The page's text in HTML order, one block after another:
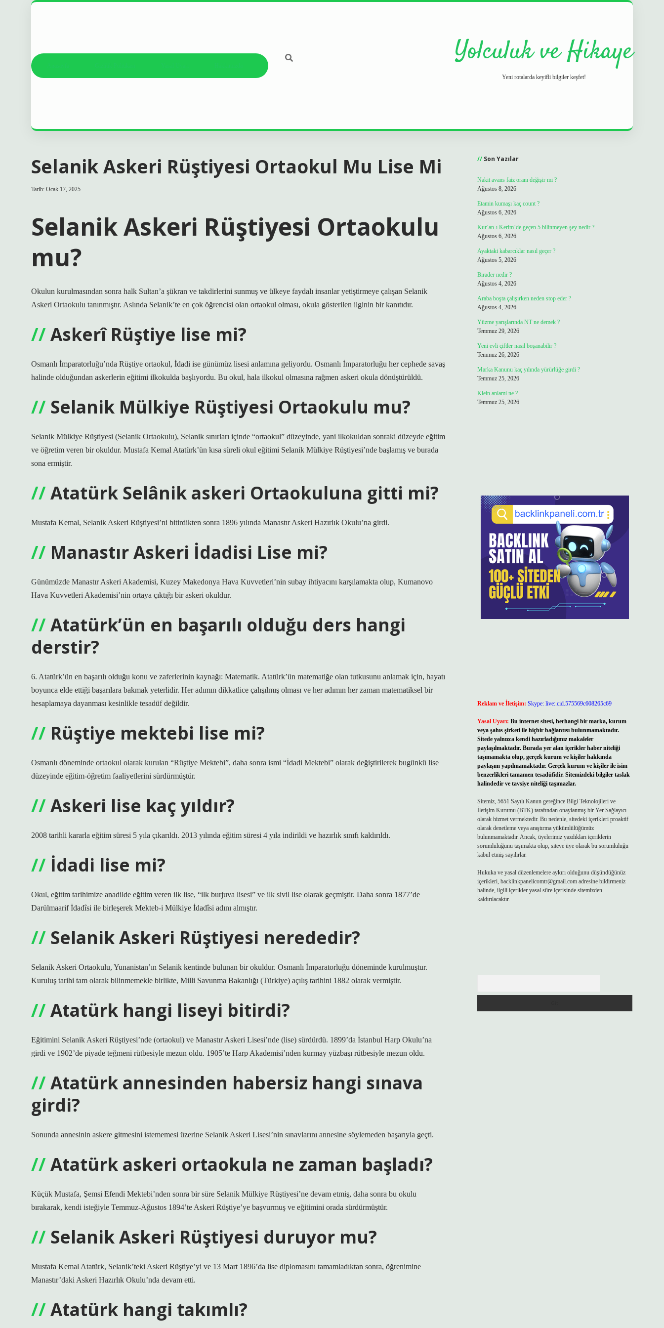
Yolculuk ve Hikaye
Yeni rotalarda keyifli bilgiler keşfet!
Selanik Askeri Rüştiyesi Ortaokul Mu Lise Mi
Tarih: Ocak 17, 2025
Selanik Askeri Rüştiyesi Ortaokulu
mu?
Okulun kurulmasından sonra halk Sultan’a şükran ve takdirlerini sunmuş ve ülkeye faydalı insanlar yetiştirmeye çalışan Selanik
Askeri Ortaokulu tanınmıştır. Aslında Selanik’te en çok öğrencisi olan ortaokul olması, okula gösterilen ilginin bir kanıtıdır.
Askerî Rüştiye lise mi?
Osmanlı İmparatorluğu’nda Rüştiye ortaokul, İdadi ise günümüz lisesi anlamına geliyordu. Osmanlı İmparatorluğu her cephede savaş
halinde olduğundan askerlerin eğitimi ilkokulda başlıyordu. Bu okul, hala ilkokul olmasına rağmen askeri okula dönüştürüldü.
Selanik Mülkiye Rüştiyesi Ortaokulu mu?
Selanik Mülkiye Rüştiyesi (Selanik Ortaokulu), Selanik sınırları içinde “ortaokul” düzeyinde, yani ilkokuldan sonraki düzeyde eğitim
ve öğretim veren bir okuldur. Mustafa Kemal Atatürk’ün kısa süreli okul eğitimi Selanik Mülkiye Rüştiyesi’nde başlamış ve burada
sona ermiştir.
Atatürk Selânik askeri Ortaokuluna gitti mi?
Mustafa Kemal, Selanik Askeri Rüştiyesi’ni bitirdikten sonra 1896 yılında Manastır Askeri Hazırlık Okulu’na girdi.
Manastır Askeri İdadisi Lise mi?
Günümüzde Manastır Askeri Akademisi, Kuzey Makedonya Hava Kuvvetleri’nin subay ihtiyacını karşılamakta olup, Kumanovo
Hava Kuvvetleri Akademisi’nin ortaya çıktığı bir askeri okuldur.
Atatürk’ün en başarılı olduğu ders hangi
derstir?
6. Atatürk’ün en başarılı olduğu konu ve zaferlerinin kaynağı: Matematik. Atatürk’ün matematiğe olan tutkusunu anlamak için, hayatı
boyunca elde ettiği başarılara bakmak yeterlidir. Her adımın dikkatlice çalışılmış olması ve her adımın her zaman matematiksel bir
hesaplamaya dayanması kesinlikle tesadüf değildir.
Rüştiye mektebi lise mi?
Osmanlı döneminde ortaokul olarak kurulan “Rüştiye Mektebi”, daha sonra ismi “İdadi Mektebi” olarak değiştirilerek bugünkü lise
düzeyinde eğitim-öğretim faaliyetlerini sürdürmüştür.
Askeri lise kaç yıldır?
2008 tarihli kararla eğitim süresi 5 yıla çıkarıldı. 2013 yılında eğitim süresi 4 yıla indirildi ve hazırlık sınıfı kaldırıldı.
İdadi lise mi?
Okul, eğitim tarihimize anadilde eğitim veren ilk lise, “ilk burjuva lisesi” ve ilk sivil lise olarak geçmiştir. Daha sonra 1877’de
Darülmaarif İdadîsi ile birleşerek Mekteb-i Mülkiye İdadîsi adını almıştır.
Selanik Askeri Rüştiyesi nerededir?
Selanik Askeri Ortaokulu, Yunanistan’ın Selanik kentinde bulunan bir okuldur. Osmanlı İmparatorluğu döneminde kurulmuştur.
Kuruluş tarihi tam olarak bilinmemekle birlikte, Milli Savunma Bakanlığı (Türkiye) açılış tarihini 1882 olarak vermiştir.
Atatürk hangi liseyi bitirdi?
Eğitimini Selanik Askeri Rüştiyesi’nde (ortaokul) ve Manastır Askeri Lisesi’nde (lise) sürdürdü. 1899’da İstanbul Harp Okulu’na
girdi ve 1902’de piyade teğmeni rütbesiyle mezun oldu. 1905’te Harp Akademisi’nden kurmay yüzbaşı rütbesiyle mezun oldu.
Atatürk annesinden habersiz hangi sınava
girdi?
Sonunda annesinin askere gitmesini istememesi üzerine Selanik Askeri Lisesi’nin sınavlarını annesine söylemeden başarıyla geçti.
Atatürk askeri ortaokula ne zaman başladı?
Küçük Mustafa, Şemsi Efendi Mektebi’nden sonra bir süre Selanik Mülkiye Rüştiyesi’ne devam etmiş, daha sonra bu okulu
bırakarak, kendi isteğiyle Temmuz-Ağustos 1894’te Askeri Rüştiye’ye başvurmuş ve eğitimini orada sürdürmüştür.
Selanik Askeri Rüştiyesi duruyor mu?
Mustafa Kemal Atatürk, Selanik’teki Askeri Rüştiye’yi ve 13 Mart 1896’da lise diplomasını tamamladıktan sonra, öğrenimine
Manastır’daki Askeri Hazırlık Okulu’nda devam etti.
Atatürk hangi takımlı?
Son Yazılar
Nakit avans faiz oranı değişir mi ?
Ağustos 8, 2026
Etamin kumaşı kaç count ?
Ağustos 6, 2026
Kur’an-ı Kerim’de geçen 5 bilinmeyen şey nedir ?
Ağustos 6, 2026
Ayaktaki kabarcıklar nasıl geçer ?
Ağustos 5, 2026
Birader nedir ?
Ağustos 4, 2026
Araba boşta çalışırken neden stop eder ?
Ağustos 4, 2026
Yüzme yarışlarında NT ne demek ?
Temmuz 29, 2026
Yeni evli çiftler nasıl boşanabilir ?
Temmuz 26, 2026
Marka Kanunu kaç yılında yürürlüğe girdi ?
Temmuz 25, 2026
Klein anlami ne ?
Temmuz 25, 2026
Reklam ve İletişim: Skype: live:.cid.575569c608265c69
Yasal Uyarı: Bu internet sitesi, herhangi bir marka, kurum
veya şahıs şirketi ile hiçbir bağlantısı bulunmamaktadır.
Sitede yalnızca kendi hazırladığımız makaleler
paylaşılmaktadır. Burada yer alan içerikler haber niteliği
taşımamakta olup, gerçek kurum ve kişiler hakkında
paylaşım yapılmamaktadır. Gerçek kurum ve kişiler ile isim
benzerlikleri tamamen tesadüfidir. Sitemizdeki bilgiler taslak
halindedir ve tavsiye niteliği taşımazlar.
Sitemiz, 5651 Sayılı Kanun gereğince Bilgi Teknolojileri ve
İletişim Kurumu (BTK) tarafından onaylanmış bir Yer Sağlayıcı
olarak hizmet vermektedir. Bu nedenle, sitedeki içerikleri proaktif
olarak denetleme veya araştırma yükümlülüğümüz
bulunmamaktadır. Ancak, üyelerimiz yazdıkları içeriklerin
sorumluluğunu taşımakta olup, siteye üye olarak bu sorumluluğu
kabul etmiş sayılırlar.
Hukuka ve yasal düzenlemelere aykırı olduğunu düşündüğünüz
içerikleri, backlinkpanelicomtr@gmail.comadresine bildirmeniz
halinde, ilgili içerikler yasal süre içerisinde sitemizden
kaldırılacaktır.